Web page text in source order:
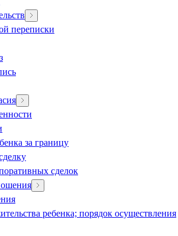
переписки
за границу
сделок
ребенка; порядок осуществления